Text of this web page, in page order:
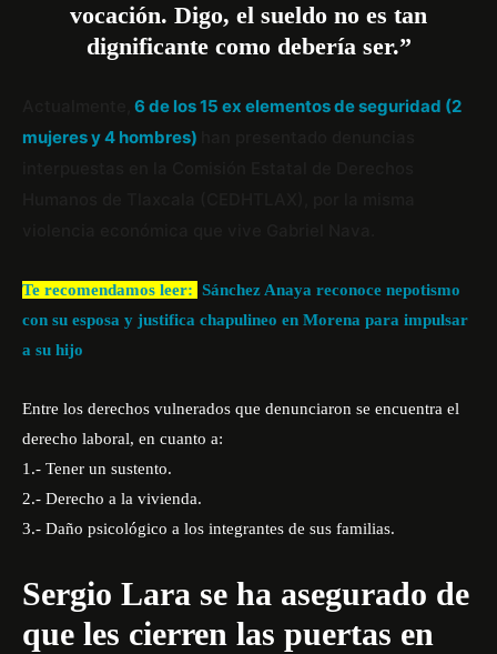
vocación. Digo, el sueldo no es tan
dignificante como debería ser.”
6 de los 15 ex elementos de seguridad (2
mujeres y 4 hombres)
Te recomendamos leer: Sánchez Anaya reconoce nepotismo
con su esposa y justifica chapulineo en Morena para impulsar
a su hijo
Entre los derechos vulnerados que denunciaron se encuentra el
derecho laboral, en cuanto a:
1.- Tener un sustento.
2.- Derecho a la vivienda.
3.- Daño psicológico a los integrantes de sus familias.
Sergio Lara se ha asegurado de
que les cierren las puertas en